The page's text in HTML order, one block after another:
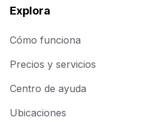
Explora
Cómo funciona
Precios y servicios
Centro de ayuda
Ubicaciones